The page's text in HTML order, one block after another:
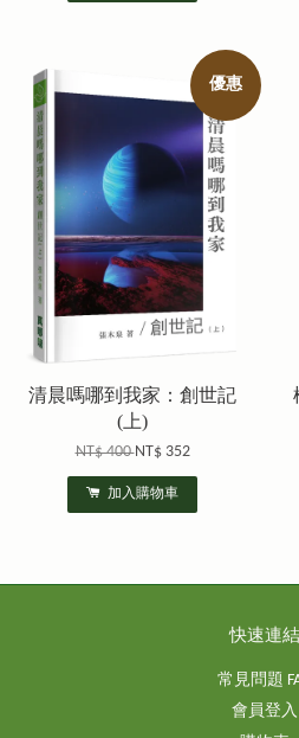
優惠
清晨嗎哪到我家：創世記
(上)
NT$ 400NT$ 352
加入購物車
快速連結
常見問題
會員登入